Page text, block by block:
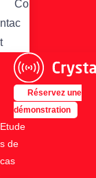
Co
ntac
t
Réservez une
démonstration
Etude
s de
cas